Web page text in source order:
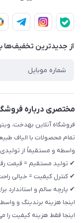
چپ پلاک 12 مجتمع تولیدی رخت بهدخت ایرانیان
تماس با ما
شرایط مرجوعی و تعویض
حریم خصوصی
راهنما
از جدید‌ترین تخفیف‌ها
مختصری درباره
فروشگاه آنلاین بهدخت،
تمام محصولات با الیاف
واسطه و مستقیماً از
✔ تولید مستقیم = قیمت
✔ کنترل کیفیت = خیالی
✔ پارچه سالم و استاندارد
اینجا هزینه برندینگ و
اینجا فقط هزینه کیفیت را